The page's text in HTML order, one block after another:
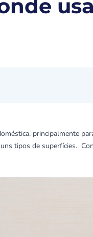
principalmente
tipos de superfícies.